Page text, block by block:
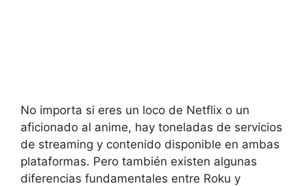
No importa si eres un loco de Netflix o un
aficionado al anime, hay toneladas de servicios
de streaming y contenido disponible en ambas
plataformas. Pero también existen algunas
diferencias fundamentales entre Roku y